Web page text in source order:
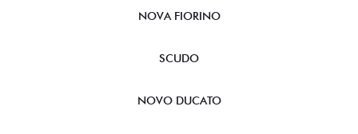
NOVA FIORINO
SCUDO
NOVO DUCATO